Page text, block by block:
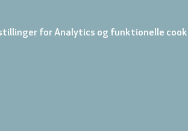
for Analytics og funktionelle